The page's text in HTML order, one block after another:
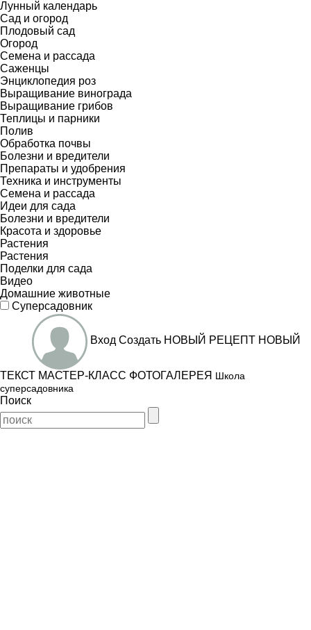
Лунный календарь
Сад и огород
Плодовый сад
Огород
Семена и рассада
Саженцы
Энциклопедия роз
Выращивание винограда
Выращивание грибов
Теплицы и парники
Полив
Обработка почвы
Болезни и вредители
Препараты и удобрения
Техника и инструменты
Семена и рассада
Идеи для сада
Болезни и вредители
Красота и здоровье
Растения
Растения
Поделки для сада
Видео
Домашние животные
Суперсадовник
Вход Создать НОВЫЙ РЕЦЕПТ НОВЫЙ
ТЕКСТ МАСТЕР-КЛАСС ФОТОГАЛЕРЕЯ Школа
суперсадовника
Поиск